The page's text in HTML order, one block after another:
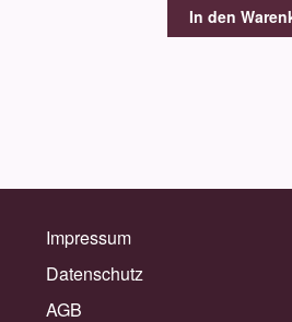
In den
Impressum
Datenschutz
AGB